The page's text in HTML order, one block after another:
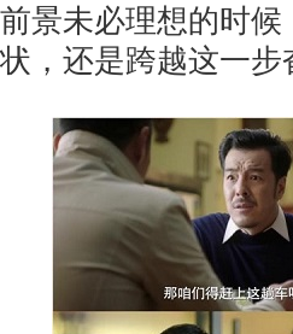
前景未必理想的时
状，还是跨越这一